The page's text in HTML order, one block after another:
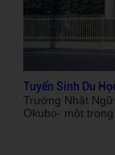
Tuyển Sinh Du
Trường Nhật
Okubo- một